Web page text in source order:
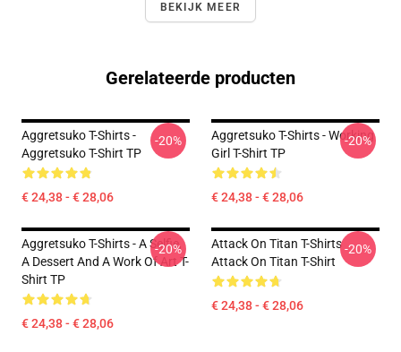
BEKIJK MEER
Gerelateerde producten
Aggretsuko T-Shirts -
Aggretsuko T-Shirt TP
€ 24,38 - € 28,06
-20%
Aggretsuko T-Shirts - Working
Girl T-Shirt TP
€ 24,38 - € 28,06
-20%
Aggretsuko T-Shirts - A Selfie,
A Dessert And A Work Of Art T-
Shirt TP
€ 24,38 - € 28,06
-20%
Attack On Titan T-Shirts
Attack On Titan T-Shirt
€ 24,38 - € 28,06
-20%